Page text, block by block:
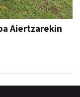
Aiertzarekin